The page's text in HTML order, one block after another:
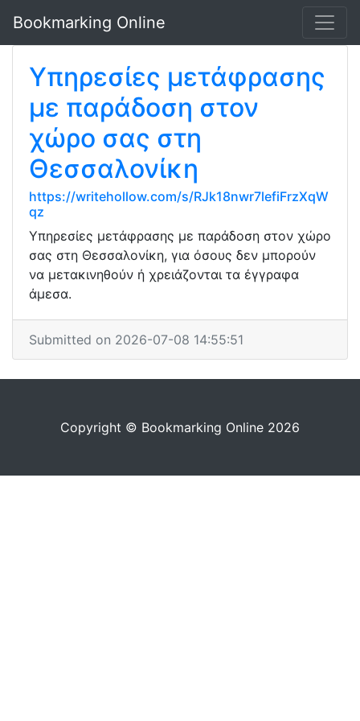
Bookmarking Online
Υπηρεσίες μετάφρασης
με παράδοση στον
χώρο σας στη
Θεσσαλονίκη
https://writehollow.com/s/RJk18nwr7lefiFrzXqW
qz
Υπηρεσίες μετάφρασης με παράδοση στον χώρο
σας στη Θεσσαλονίκη, για όσους δεν μπορούν
να μετακινηθούν ή χρειάζονται τα έγγραφα
άμεσα.
Submitted on 2026-07-08 14:55:51
Copyright © Bookmarking Online 2026